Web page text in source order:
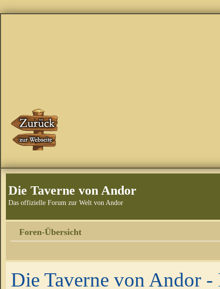
Die Taverne von Andor
Das offizielle Forum zur Welt von Andor
Foren-Übersicht
Die Taverne von Andor -